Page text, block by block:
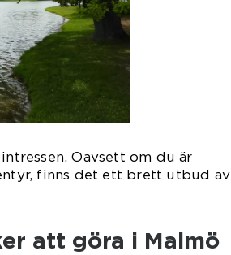
Oavsett om du är
finns det ett brett utbud av
att göra i Malmö